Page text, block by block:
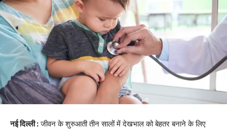
नई दिल्ली :जीवन के शुरुआती तीन सालों में देखभाल को बेहतर बनाने के लिए